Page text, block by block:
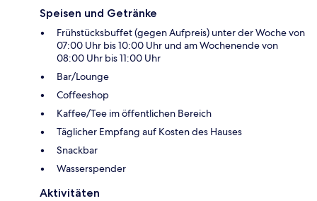
Speisen und Getränke
Frühstücksbuffet (gegen Aufpreis) unter der Woche von
07:00 Uhr bis 10:00 Uhr und am Wochenende von
08:00 Uhr bis 11:00 Uhr
Bar/Lounge
Coffeeshop
Kaffee/Tee im öffentlichen Bereich
Täglicher Empfang auf Kosten des Hauses
Snackbar
Wasserspender
Aktivitäten